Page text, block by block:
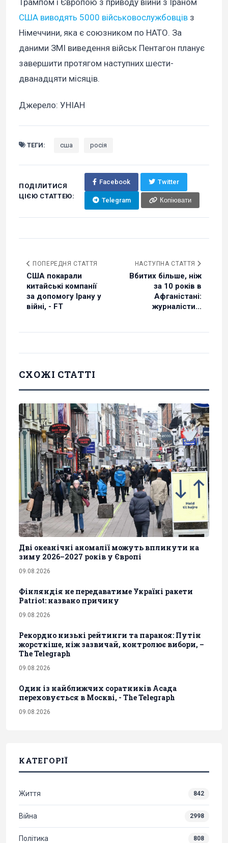
США виводять 5000 військовослужбовців з
Німеччини, яка є союзником по НАТО. За
даними ЗМІ виведення військ Пентагон планує
завершити протягом наступних шести-
дванадцяти місяців.
Джерело: УНІАН
ТЕГИ: сша росія
ПОДІЛИТИСЯ
ЦІЄЮ СТАТТЕЮ:
Facebook Twitter
Telegram Копіювати
ПОПЕРЕДНЯ СТАТТЯ
США покарали
китайські компанії
за допомогу Ірану у
війні, - FT
НАСТУПНА СТАТТЯ
Вбитих більше, ніж
за 10 років в
Афганістані:
журналісти...
СХОЖІ СТАТТІ
Дві океанічні аномалії можуть вплинути на
зиму 2026–2027 років у Європі
09.08.2026
Фінляндія не передаватиме Україні ракети
Patriot: названо причину
09.08.2026
Рекордно низькі рейтинги та параноя: Путін
жорсткіше, ніж зазвичай, контролює вибори, –
The Telegraph
09.08.2026
Один із найближчих соратників Асада
переховується в Москві, - The Telegraph
09.08.2026
КАТЕГОРІЇ
Життя 842
Війна 2998
Політика 808